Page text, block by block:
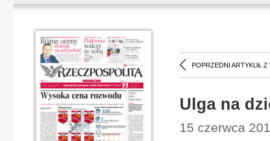
POPRZEDNI ARTYKUŁ Z
Ulga na
15 czerwca